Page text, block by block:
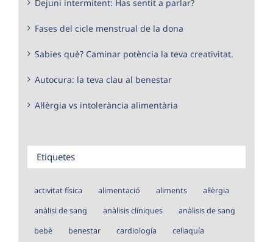
Dejuni intermitent: Has sentit a parlar?
Fases del cicle menstrual de la dona
Sabies què? Caminar potència la teva creativitat.
Autocura: la teva clau al benestar
Al·lèrgia vs intolerància alimentària
Etiquetes
activitat física alimentació aliments
al·lèrgia
anàlisi de sang
anàlisis clíniques
anàlisis de sang
bebè
benestar cardiología
celiaquía